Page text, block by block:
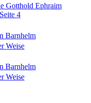
Gotthold Ephraim
4
Barnhelm
Weise
Barnhelm
Weise